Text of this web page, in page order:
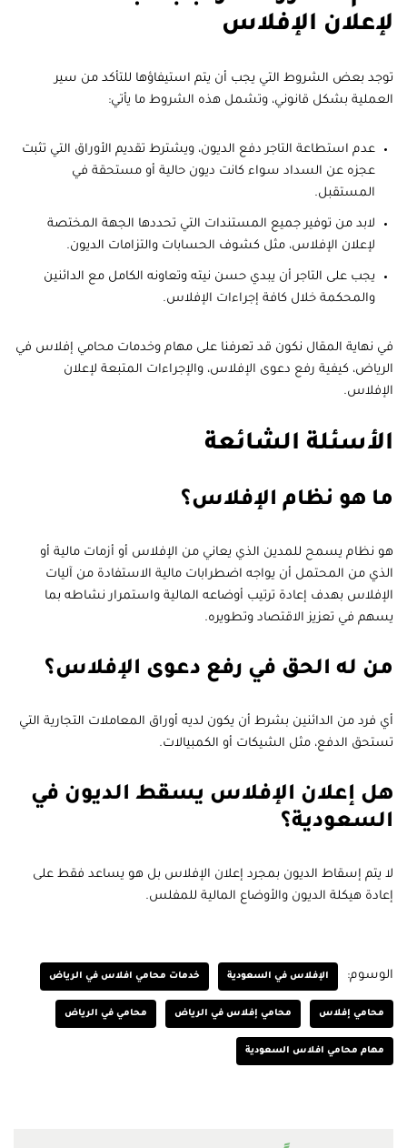
لإعلان الإفلاس
توجد بعض الشروط التي يجب أن يتم استيفاؤها للتأكد من سير
العملية بشكل قانوني، وتشمل هذه الشروط ما يأتي:
عدم استطاعة التاجر دفع الديون، ويشترط تقديم الأوراق التي تثبت
عجزه عن السداد سواء كانت ديون حالية أو مستحقة في
المستقبل.
لابد من توفير جميع المستندات التي تحددها الجهة المختصة
لإعلان الإفلاس، مثل كشوف الحسابات والتزامات الديون.
يجب على التاجر أن يبدي حسن نيته وتعاونه الكامل مع الدائنين
والمحكمة خلال كافة إجراءات الإفلاس.
في نهاية المقال نكون قد تعرفنا على مهام وخدمات محامي إفلاس في
الرياض، كيفية رفع دعوى الإفلاس، والإجراءات المتبعة لإعلان
الإفلاس.
الأسئلة الشائعة
ما هو نظام الإفلاس؟
هو نظام يسمح للمدين الذي يعاني من الإفلاس أو أزمات مالية أو
الذي من المحتمل أن يواجه اضطرابات مالية الاستفادة من آليات
الإفلاس بهدف إعادة ترتيب أوضاعه المالية واستمرار نشاطه بما
يسهم في تعزيز الاقتصاد وتطويره.
من له الحق في رفع دعوى الإفلاس؟
أي فرد من الدائنين بشرط أن يكون لديه أوراق المعاملات التجارية التي
تستحق الدفع، مثل الشيكات أو الكمبيالات.
هل إعلان الإفلاس يسقط الديون في
السعودية؟
لا يتم إسقاط الديون بمجرد إعلان الإفلاس بل هو يساعد فقط على
إعادة هيكلة الديون والأوضاع المالية للمفلس.
الوسوم: الإفلاس في السعودية خدمات محامي افلاس في الرياض
محامي إفلاس محامي إفلاس في الرياض محامي في الرياض
مهام محامي افلاس السعودية